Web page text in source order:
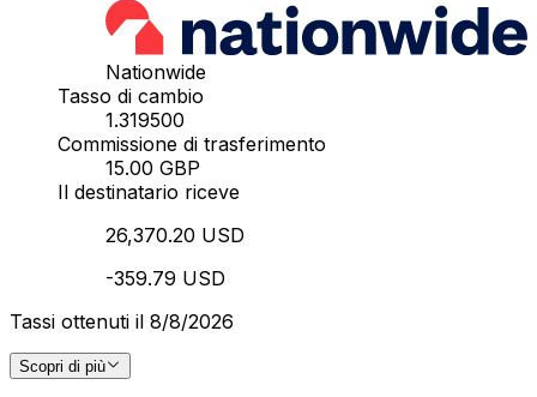
Nationwide
Tasso di cambio
1.319500
Commissione di trasferimento
15.00 GBP
Il destinatario riceve
26,370.20 USD
-359.79 USD
Tassi ottenuti il 8/8/2026
Scopri di più